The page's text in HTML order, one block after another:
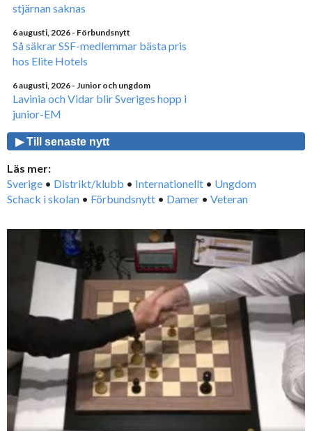
stjärnan saknas
6 augusti, 2026 - Förbundsnytt
Så säkrar SSF-medlemmar bästa pris
hos Elite Hotels
6 augusti, 2026 - Junior och ungdom
Lavinia och Vidar blir Sveriges hopp i
junior-EM
▶ Till senaste nytt
Läs mer:
Sverige • Distrikt/klubb • Internationellt • Ungdom
Schack i skolan • Förbundsnytt • Damer • Veteran